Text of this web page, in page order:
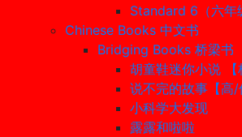
Standard 6（六年
Chinese Books 中文书
Bridging Books 桥梁书
胡童鞋迷你小说 【
说不完的故事【高/
小科学大发现
露露和啦啦